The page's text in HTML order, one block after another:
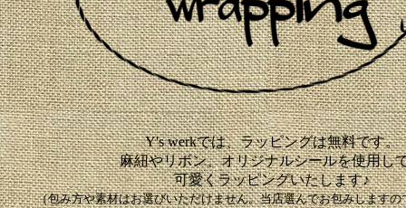
Y's werkでは、ラッピングは無料です。
麻紐やリボン、オリジナルシールを使用し
可愛くラッピングいたします♪
（包み方や素材はお選びいただけません。当店選んでお包みしますの